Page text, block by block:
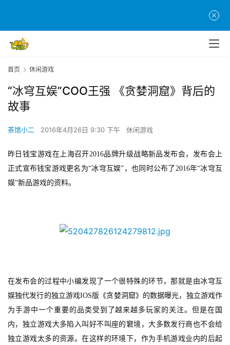
首页 休闲游戏
“冰穹互娱”COO王强 《贪婪洞窟》背后的
故事
茶馆小二 2016年4月26日 9:30 下午 休闲游戏
昨日钱宝游戏在上海召开2016品牌升级战略新品发布会，发布会上
正式宣布钱宝游戏更名为“冰穹互娱”，也同时公布了2016年“冰穹互
娱”新品游戏的资料。
在发布会的过程中小编发现了一个很特殊的环节，那就是由冰穹互
娱独代发行的独立游戏IOS版 《贪婪洞窟》的数据曝光，独立游戏作
为手游中一个重要的品类受到了越来越多玩家的关注。但是在国
内，独立游戏大多陷入叫好不叫座的窘境，大多数发行商也不会给
独立游戏太多的资源。在这样的环境下，作为手机游戏业内的后起